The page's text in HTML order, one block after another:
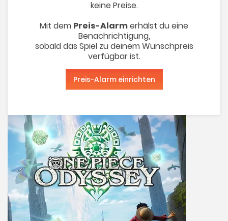
keine Preise.
Mit dem Preis-Alarmerhälst du eine
Benachrichtigung,
sobald das Spiel zu deinem Wunschpreis
verfügbar ist.
Preis-Alarm einrichten